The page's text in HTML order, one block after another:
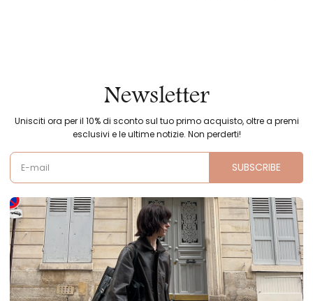
Newsletter
Unisciti ora per il 10% di sconto sul tuo primo acquisto, oltre a premi
esclusivi e le ultime notizie. Non perderti!
E-mail SUBSCRIBE